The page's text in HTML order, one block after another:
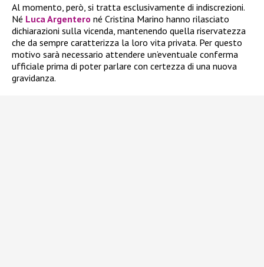
Al momento, però, si tratta esclusivamente di indiscrezioni.
Né Luca Argentero né Cristina Marino hanno rilasciato
dichiarazioni sulla vicenda, mantenendo quella riservatezza
che da sempre caratterizza la loro vita privata. Per questo
motivo sarà necessario attendere un’eventuale conferma
ufficiale prima di poter parlare con certezza di una nuova
gravidanza.